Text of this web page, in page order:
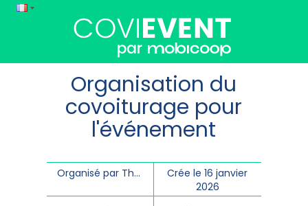
Organisation du
covoiturage pour
l'événement
Organisé par Théâtre Les Aires
Crée le 16 janvier
2026